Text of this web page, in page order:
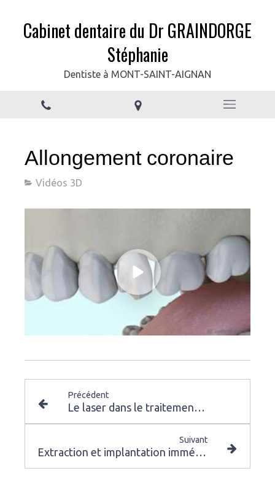
Cabinet dentaire du Dr GRAINDORGE
Stéphanie
Dentiste à MONT-SAINT-AIGNAN
Allongement coronaire
Vidéos 3D
Précédent
Le laser dans le traitement de la parodontite
Suivant
Extraction et implantation immédiate – mise en esthétique directe